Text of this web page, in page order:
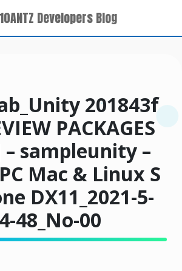
10ANTZ Developers Blog
201843f
PACKAGES
– sampleunity –
Mac & Linux S
DX11_2021-5-
48_No-00